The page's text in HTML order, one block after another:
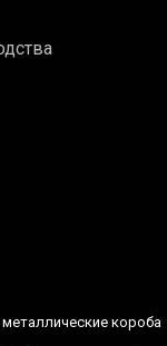
металлические короба